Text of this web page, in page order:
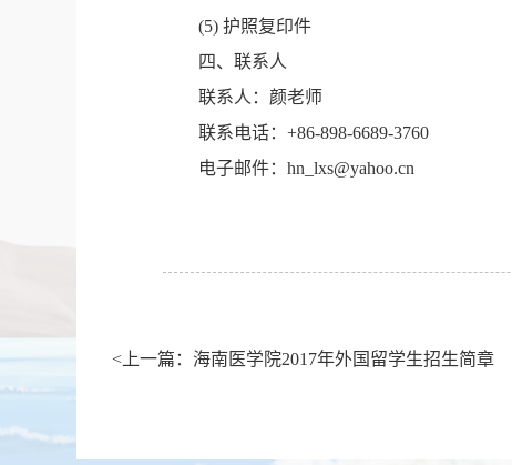
(5) 护照复印件
四、联系人
联系人：颜老师
联系电话： +86-898-6689-3760
电子邮件： hn­_lxs@yahoo.cn
<上一篇：海南医学院2017年外国留学生招生简章